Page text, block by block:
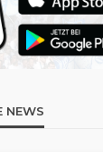
NEWS